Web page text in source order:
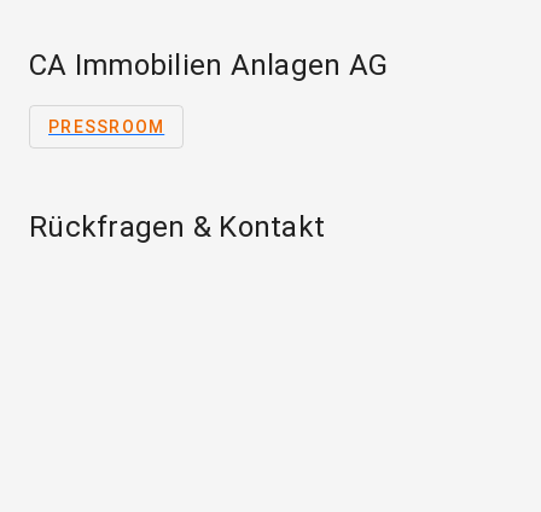
CA Immobilien Anlagen AG
PRESSROOM
Rückfragen & Kontakt